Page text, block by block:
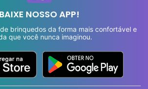
BAIXE NOSSO APP!
brinquedos da forma mais confortável e
que você nunca imaginou.